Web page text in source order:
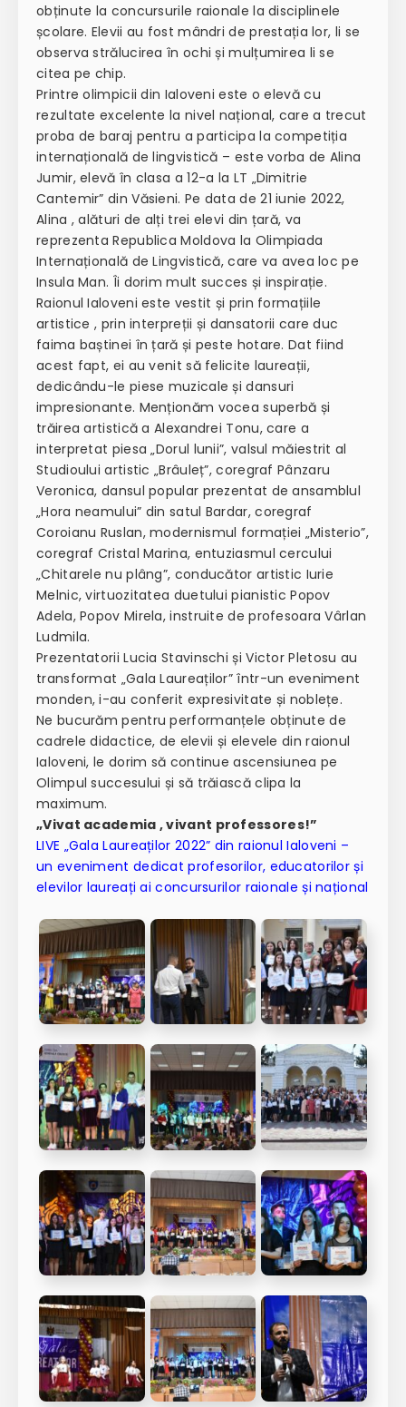
obținute la concursurile raionale la disciplinele
școlare. Elevii au fost mândri de prestația lor, li se
observa strălucirea în ochi și mulțumirea li se
citea pe chip.
Printre olimpicii din Ialoveni este o elevă cu
rezultate excelente la nivel național, care a trecut
proba de baraj pentru a participa la competiția
internațională de lingvistică – este vorba de Alina
Jumir, elevă în clasa a 12-a la LT „Dimitrie
Cantemir” din Văsieni. Pe data de 21 iunie 2022,
Alina , alături de alți trei elevi din țară, va
reprezenta Republica Moldova la Olimpiada
Internațională de Lingvistică, care va avea loc pe
Insula Man. Îi dorim mult succes și inspirație.
Raionul Ialoveni este vestit și prin formațiile
artistice , prin interpreții și dansatorii care duc
faima baștinei în țară și peste hotare. Dat fiind
acest fapt, ei au venit să felicite laureații,
dedicându-le piese muzicale și dansuri
impresionante. Menționăm vocea superbă și
trăirea artistică a Alexandrei Tonu, care a
interpretat piesa „Dorul lunii”, valsul măiestrit al
Studioului artistic „Brâuleț”, coregraf Pânzaru
Veronica, dansul popular prezentat de ansamblul
„Hora neamului” din satul Bardar, coregraf
Coroianu Ruslan, modernismul formației „Misterio”,
coregraf Cristal Marina, entuziasmul cercului
„Chitarele nu plâng”, conducător artistic Iurie
Melnic, virtuozitatea duetului pianistic Popov
Adela, Popov Mirela, instruite de profesoara Vârlan
Ludmila.
Prezentatorii Lucia Stavinschi și Victor Pletosu au
transformat „Gala Laureaților” într-un eveniment
monden, i-au conferit expresivitate și noblețe.
Ne bucurăm pentru performanțele obținute de
cadrele didactice, de elevii și elevele din raionul
Ialoveni, le dorim să continue ascensiunea pe
Olimpul succesului și să trăiască clipa la
maximum.
„Vivat academia , vivant professores!”
LIVE „Gala Laureaților 2022” din raionul Ialoveni –
un eveniment dedicat profesorilor, educatorilor și
elevilor laureați ai concursurilor raionale și național